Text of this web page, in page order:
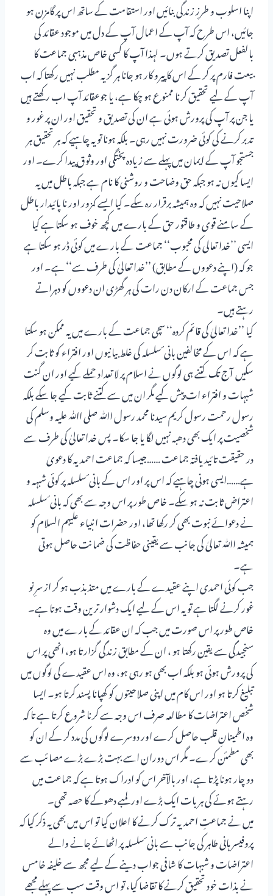
اپنا اسلوب و طرزِ زندگی بنائیں اور استقامت کے ساتھ اس پر گامزن ہو
جائیں، اس طرح کہ آپ کے اعمال آپ کے دل میں موجود عقائد کی
بالفعل تصدیق کرتے ہوں۔ لہذا آپ کا کسی خاص مذہبی جماعت کا
بیعت فارم پر کر کے اس کا پیرو کار ہو جانا ہر گز یہ مطلب نہیں رکھتا کہ اب
آپ کے لیے تحقیق کرنا ممنوع ہو چکا ہے، یا جوعقائد آپ اب رکھتے ہیں
یا جن پر آپ کی پرورش ہوئی ہے ان کی تصدیق و تحقیق اور ان پر غور و
تدبر کرنے کی کوئی ضرورت نہیں رہی۔ بلکہ ہونا تو یہ چاہیے کہ ہر تحقیق ہر
جستجو آپ کے ایمان میں پہلے سے زیادہ پختگی اور وثوق پیدا کرے۔ اور
ایسا کیوں نہ ہو جبکہ حق وضاحت و روشنی کا نام ہے جبکہ باطل میں یہ
صلاحیت نہیں کہ وہ ہمیشہ برقرار رہ سکے۔ کیا ایسے کمزور اور نا پائیدار باطل
کے سامنے قوی و طاقتور حق کے بارے میں کچھ خوف ہو سکتا ہے کیا
ایسی ’’خدا تعالی کی محبوب‘‘ جماعت کے بارے میں کوئی ڈر ہو سکتا ہے
جو کہ (اپنے دعووں کے مطابق) ’’خدا تعالیٰ کی طرف سے‘‘ ہے۔ اور
جس جماعت کے ارکان دن رات کی ہر گھڑی ان دعووں کو دہراتے
رہتے ہیں۔
کیا ’’خدا تعالیٰ کی قائم کردہ‘‘ سچی جماعت کے بارے میں یہ ممکن ہو سکتا
ہے کہ اس کے مخالفین بانی ٔ سلسلہ کی غلط بیانیوں اور افتراء کو ثابت کر
سکیں آج تک کتنے ہی لوگوں نے اسلام پر لا تعداد حملے کیے اور ان گنت
شبہات و افتراء ات پیش کیے مگر ان میں سے کتنے ثابت کیے جا سکے بلکہ
رسول رحمت رسول کریم سیدنا محمد رسول اﷲ صلی اﷲ علیہ وسلم کی
شخصیت پر ایک بھی دھبہ نہیں لگا یا جا سکا۔ پس خدا تعالیٰ کی طرف سے
در حقیقت تائید یافتہ جماعت ……جیسا کہ جماعت احمدیہ کا دعویٰ
ہے……ایسی ہونی چاہیے کہ اس پر اور اس کے بانی ٔ سلسلہ پر کوئی شبہہ و
اعتراض ثابت نہ ہو سکے۔ خاص طور پر اس وجہ سے بھی کہ بانی ٔ سلسلہ
نے دعوائے نبوت بھی کر رکھا تھا، اور حضرات انبیاء علیہم السلام کو
ہمیشہ اﷲ تعالیٰ کی جانب سے یقینی حفاظت کی ضمانت حاصل ہوتی
ہے۔
جب کوئی احمدی اپنے عقیدے کے بارے میں متذبذب ہو کر از سرِ نو
غور کرنے لگتا ہے تو یہ اس کے لیے ایک دشوار ترین وقت ہوتا ہے۔
خاص طور پر اس صورت میں جب کہ ان عقائد کے بارے میں وہ
سنجیدگی سے یقین رکھتا ہو ، ان کے مطابق زندگی گزارتا ہو، انھی پر اس
کی پرورش ہوئی ہو بلکہ اب بھی ہو رہی ہو، وہ اس عقیدے کی لوگوں میں
تبلیغ کرتا ہو اور اس کام میں اپنی صلاحیتوں کو کھپانا پسند کرتا ہو۔ ایسا
شخص اعتراضات کا مطالعہ صرف اس وجہ سے کرنا شروع کرتا ہے تا کہ
وہ اطمینانِ قلب حاصل کرے اور دوسرے لوگوں کی مدد کر کے ان کو
بھی مطمئن کرے۔ مگر اس دوران اسے بہت بڑے بڑے مصائب سے
دو چار ہونا پڑتا ہے، اور بالآخر اس کو ادراک ہوتا ہے کہ جماعت میں
رہتے ہوئے کی ہر بات ایک بڑے اور لمبے دھوکے کا حصہ تھی۔
میں نے جماعتِ احمدیہ ترک کرنے کا اعلان کیا تو اس میں بھی یہ ذکر کیا کہ
پروفیسر ہانی طاہر کی جانب سے بانی ٔ سلسلہ پر اٹھائے جانے والے
اعتراضات و شبہات کا شافی جواب دینے کے لیے مجھ سے خلیفہ خامس
نے بذات خود تحقیق کرنے کا تقاضا کیا، تو اس وقت سب سے پہلے مجھے